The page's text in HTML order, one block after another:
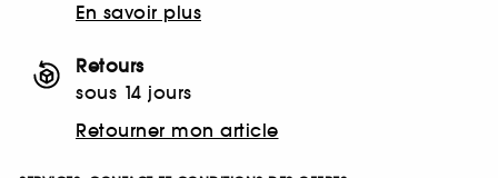
En savoir plus
Retours
sous 14 jours
Retourner mon article